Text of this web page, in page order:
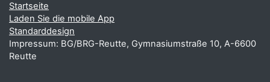
Startseite
Laden Sie die mobile App
Standarddesign
Impressum: BG/BRG-Reutte, Gymnasiumstraße 10, A-6600
Reutte